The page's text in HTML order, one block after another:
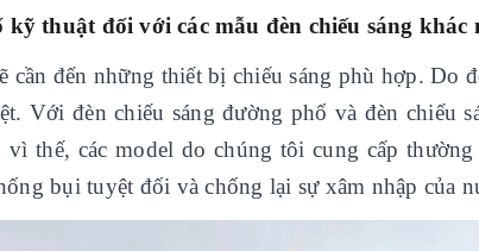
kỹ thuật đối với các mẫu đèn chiếu sáng khác
cần đến những thiết bị chiếu sáng phù hợp. Do
Với đèn chiếu sáng đường phố và đèn chiếu
thế, các model do chúng tôi cung cấp
bụi tuyệt đối và chống lại sự xâm nhập của